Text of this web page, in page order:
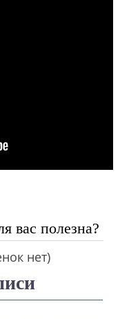
вас полезна?
нет)